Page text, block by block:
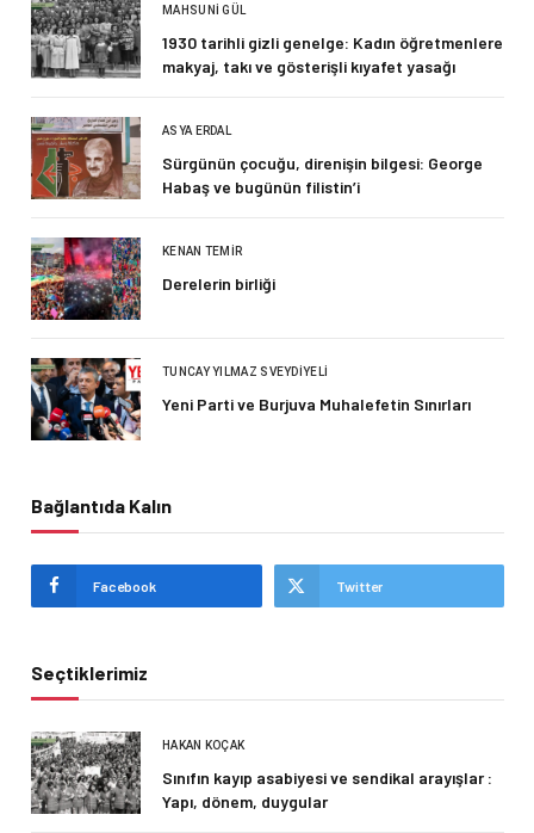
MAHSUNI GÜL
1930 tarihli gizli genelge: Kadın öğretmenlere
makyaj, takı ve gösterişli kıyafet yasağı
ASYA ERDAL
Sürgünün çocuğu, direnişin bilgesi: George
Habaş ve bugünün filistin’i
KENAN TEMIR
Derelerin birliği
TUNCAY YILMAZ SVEYDIYELI
Yeni Parti ve Burjuva Muhalefetin Sınırları
Bağlantıda Kalın
Facebook Twitter
Seçtiklerimiz
HAKAN KOÇAK
Sınıfın kayıp asabiyesi ve sendikal arayışlar :
Yapı, dönem, duygular